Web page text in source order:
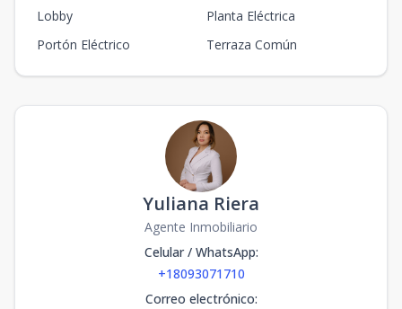
Lobby
Planta Eléctrica
Portón Eléctrico
Terraza Común
Yuliana Riera
Agente Inmobiliario
Celular / WhatsApp:
+18093071710
Correo electrónico: